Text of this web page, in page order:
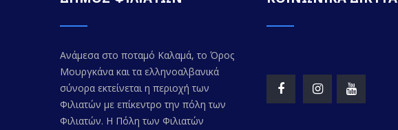
Ανάμεσα στο ποταμό Καλαμά, το Όρος
Μουργκάνα και τα ελληνοαλβανικά
σύνορα εκτείνεται η περιοχή των
Φιλιατών με επίκεντρο την πόλη των
Φιλιατών. Η Πόλη των Φιλιατών